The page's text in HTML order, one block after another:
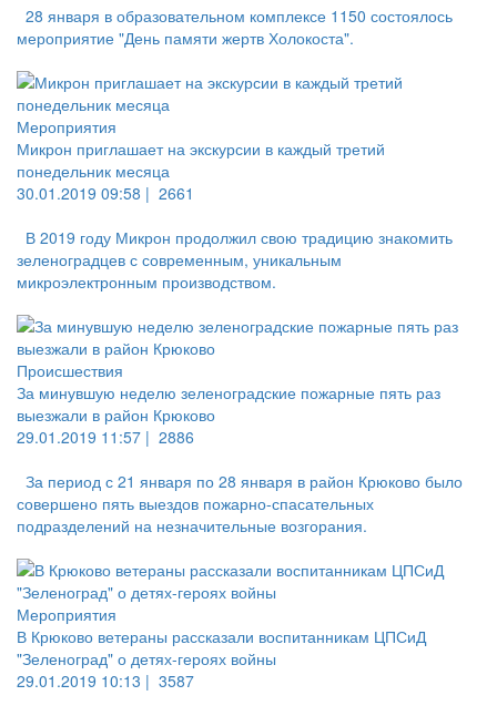
28 января в образовательном комплексе 1150 состоялось
мероприятие "День памяти жертв Холокоста".
Мероприятия
Микрон приглашает на экскурсии в каждый третий
понедельник месяца
30.01.2019 09:58 | 2661
В 2019 году Микрон продолжил свою традицию знакомить
зеленоградцев с современным, уникальным
микроэлектронным производством.
Происшествия
За минувшую неделю зеленоградские пожарные пять раз
выезжали в район Крюково
29.01.2019 11:57 | 2886
За период с 21 января по 28 января в район Крюково было
совершено пять выездов пожарно-спасательных
подразделений на незначительные возгорания.
Мероприятия
В Крюково ветераны рассказали воспитанникам ЦПСиД
"Зеленоград" о детях-героях войны
29.01.2019 10:13 | 3587